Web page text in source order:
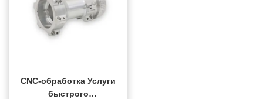
CNC-обработка Услуги
быстрого